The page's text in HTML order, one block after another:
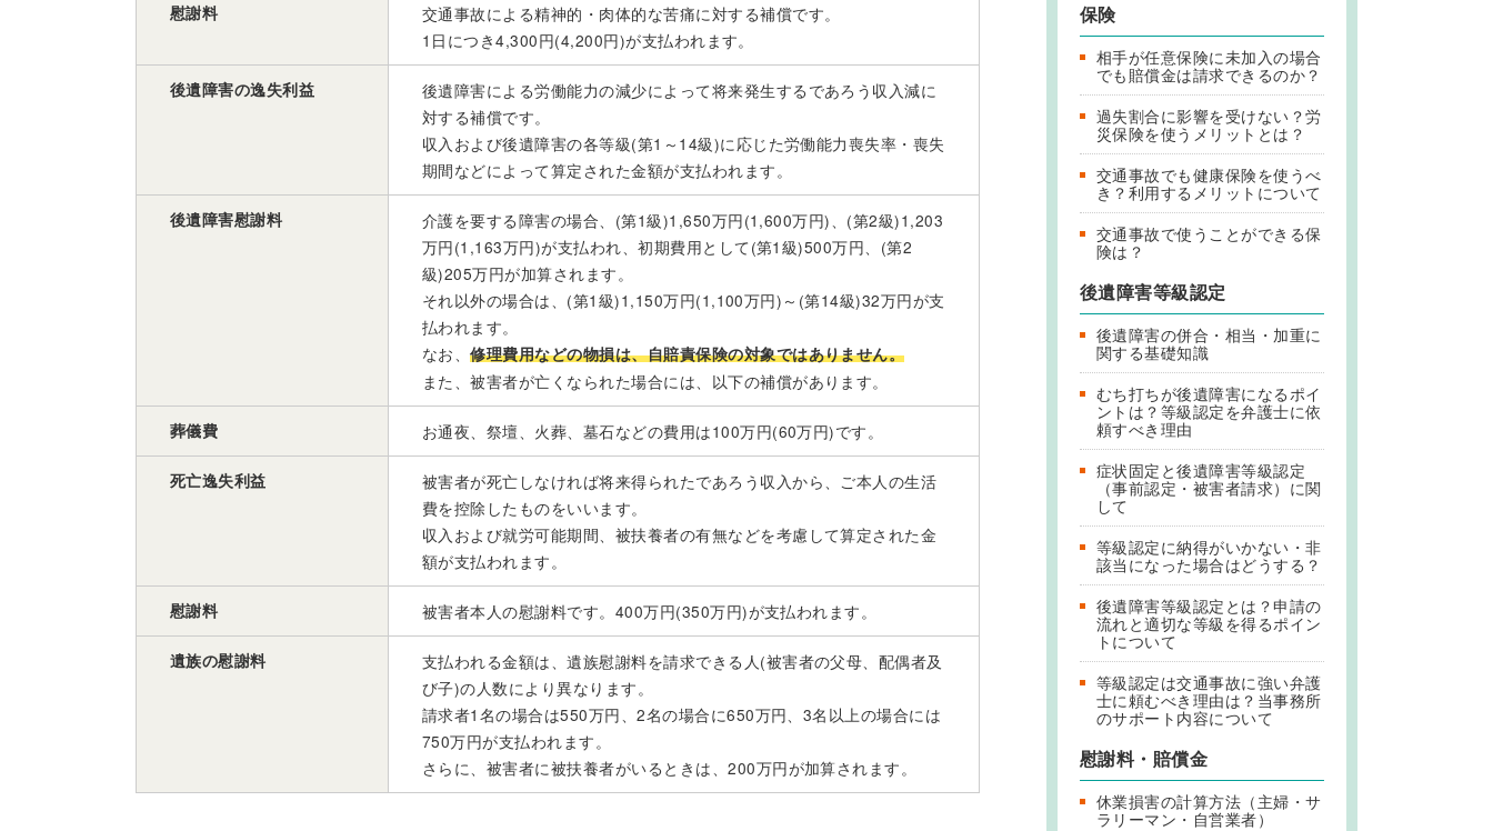
慰謝料
交通事故による精神的・肉体的な苦痛に対する補償です。
1日につき4,300円(4,200円)が支払われます。
後遺障害の逸失利益
後遺障害による労働能力の減少によって将来発生するであろう収入減に
対する補償です。
収入および後遺障害の各等級(第1～14級)に応じた労働能力喪失率・喪失
期間などによって算定された金額が支払われます。
後遺障害慰謝料
介護を要する障害の場合、(第1級)1,650万円(1,600万円)、(第2級)1,203
万円(1,163万円)が支払われ、初期費用として(第1級)500万円、(第2
級)205万円が加算されます。
それ以外の場合は、(第1級)1,150万円(1,100万円)～(第14級)32万円が支
払われます。
なお、修理費用などの物損は、自賠責保険の対象ではありません。
また、被害者が亡くなられた場合には、以下の補償があります。
葬儀費 お通夜、祭壇、火葬、墓石などの費用は100万円(60万円)です。
死亡逸失利益
被害者が死亡しなければ将来得られたであろう収入から、ご本人の生活
費を控除したものをいいます。
収入および就労可能期間、被扶養者の有無などを考慮して算定された金
額が支払われます。
慰謝料 被害者本人の慰謝料です。400万円(350万円)が支払われます。
遺族の慰謝料
支払われる金額は、遺族慰謝料を請求できる人(被害者の父母、配偶者及
び子)の人数により異なります。
請求者1名の場合は550万円、2名の場合に650万円、3名以上の場合には
750万円が支払われます。
さらに、被害者に被扶養者がいるときは、200万円が加算されます。
保険
相手が任意保険に未加入の場合
でも賠償金は請求できるのか？
過失割合に影響を受けない？労
災保険を使うメリットとは？
交通事故でも健康保険を使うべ
き？利用するメリットについて
交通事故で使うことができる保
険は？
後遺障害等級認定
後遺障害の併合・相当・加重に
関する基礎知識
むち打ちが後遺障害になるポイ
ントは？等級認定を弁護士に依
頼すべき理由
症状固定と後遺障害等級認定
（事前認定・被害者請求）に関
して
等級認定に納得がいかない・非
該当になった場合はどうする？
後遺障害等級認定とは？申請の
流れと適切な等級を得るポイン
トについて
等級認定は交通事故に強い弁護
士に頼むべき理由は？当事務所
のサポート内容について
慰謝料・賠償金
休業損害の計算方法（主婦・サ
ラリーマン・自営業者）